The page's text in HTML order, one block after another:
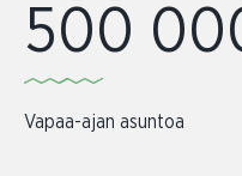
500
Vapaa-ajan asuntoa